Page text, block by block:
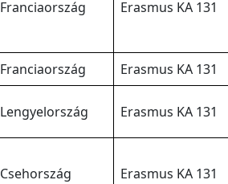
Franciaország Erasmus KA 131
Franciaország
Erasmus KA 131
Lengyelország Erasmus KA 131
Csehország Erasmus KA 131